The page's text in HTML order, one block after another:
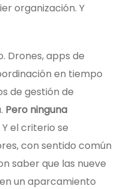
organización. Y
Drones, apps de
en tiempo
de gestión de
Pero ninguna
Y el criterio se
con sentido común
saber que las nueve
un aparcamiento